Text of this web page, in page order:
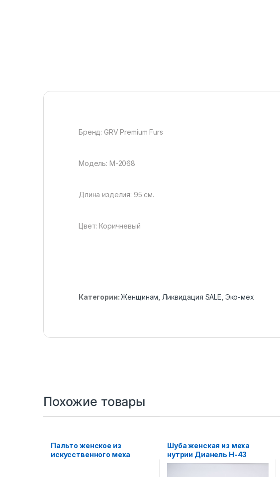
Бренд: GRV Premium Furs
Модель: М-2068
Длина изделия: 95 см.
Цвет: Коричневый
Категории:Женщинам Ликвидация SALE Эко-мех
Похожие товары
Пальто женское из
искусственного меха
Шуба женская из меха
нутрии Дианель Н-43